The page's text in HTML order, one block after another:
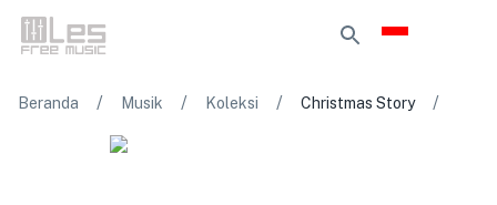
Beranda / Musik / Koleksi / Christmas Story /